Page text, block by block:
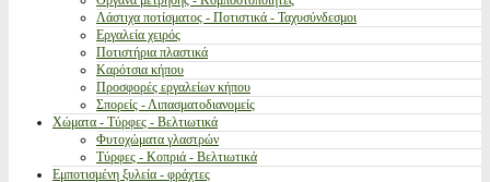
Λάστιχα ποτίσματος - Ποτιστικά - Ταχυσύνδεσμοι
Εργαλεία χειρός
Ποτιστήρια πλαστικά
Καρότσια κήπου
Προσφορές εργαλείων κήπου
Σπορείς - Λιπασματοδιανομείς
Χώματα - Τύρφες - Βελτιωτικά
Φυτοχώματα γλαστρών
Τύρφες - Κοπριά - Βελτιωτικά
Εμποτισμένη ξυλεία - φράχτες